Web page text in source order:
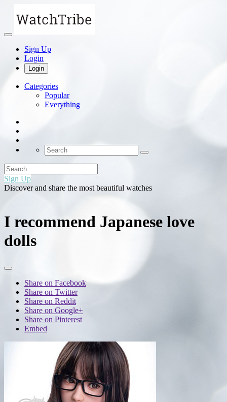
Sign Up
Login
Login
Categories
Popular
Everything
Sign Up
Discover and share the most beautiful watches
I recommend Japanese love
dolls
Share on Facebook
Share on Twitter
Share on Reddit
Share on Google+
Share on Pinterest
Embed